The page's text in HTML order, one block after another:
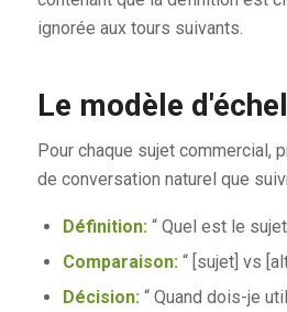
ignorée aux tours suivants.
Le modèle
Pour chaque sujet commercial,
de conversation naturel que
Définition:“ Quel est le
Comparaison:“ [sujet] vs
Décision:“ Quand dois-je